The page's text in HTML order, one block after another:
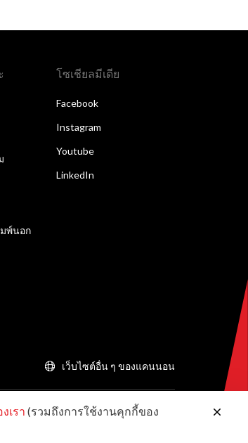
พ์นอก
โซเชียลมีเดีย
Facebook
Instagram
Youtube
LinkedIn
เว็บไซต์อื่น ๆ ของแคนนอน
เรา (รวมถึงการใช้งานคุกกี้ของ